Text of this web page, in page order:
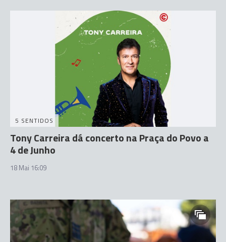
5 SENTIDOS
Tony Carreira dá concerto na Praça do Povo a
4 de Junho
18 Mai 16:09